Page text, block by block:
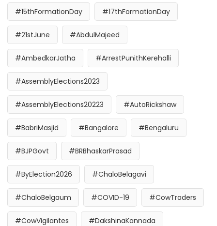
#15thFormationDay #17thFormationDay
#21stJune #AbdulMajeed
#AmbedkarJatha #ArrestPunithKerehalli
#AssemblyElections2023
#AssemblyElections20223 #AutoRickshaw
#BabriMasjid #Bangalore #Bengaluru
#BJPGovt #BRBhaskarPrasad
#ByElection2026 #ChaloBelagavi
#ChaloBelgaum #COVID-19 #CowTraders
#CowVigilantes #DakshinaKannada